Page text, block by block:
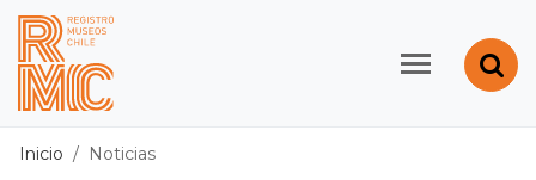
Contenido principal
Registro de Museos
Inicio Noticias